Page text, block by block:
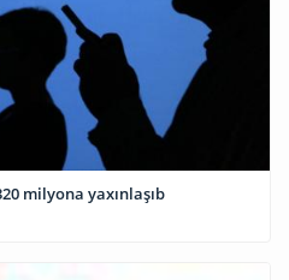
milyona yaxınlaşıb